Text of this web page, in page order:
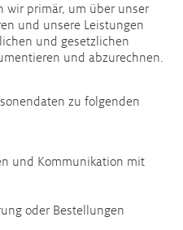
wir primär, um über unser
und unsere Leistungen
und gesetzlichen
und abzurechnen.
zu folgenden
und Kommunikation mit
oder Bestellungen